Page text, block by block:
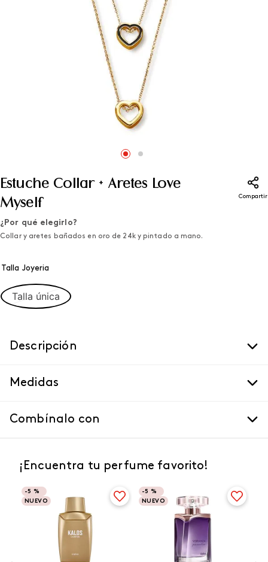
Estuche Collar + Aretes Love
Myself
Compartir
¿Por qué elegirlo?
Collar y aretes bañados en oro de 24k y pintado a mano.
Talla Joyeria
Talla única
Descripción
Medidas
Combínalo con
¡Encuentra tu perfume favorito!
-5 %
NUEVO
-5 %
NUEVO